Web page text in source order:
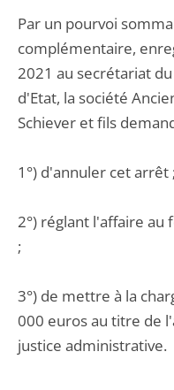
Par un pourvoi
complémentaire,
2021 au secrétariat
d'Etat, la société
Schiever et fils
1°) d'annuler cet arrêt ;
2°) réglant l'affaire au
;
3°) de mettre à la
000 euros au titre de
justice administrative.